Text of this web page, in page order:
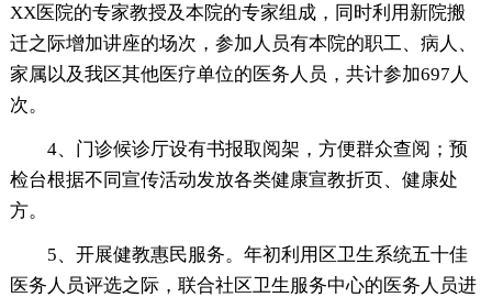
XX医院的专家教授及本院的专家组成，同时利用新院搬
迁之际增加讲座的场次，参加人员有本院的职工、病人、
家属以及我区其他医疗单位的医务人员，共计参加697人
次。
4、门诊候诊厅设有书报取阅架，方便群众查阅；预
检台根据不同宣传活动发放各类健康宣教折页、健康处
方。
5、开展健教惠民服务。年初利用区卫生系统五十佳
医务人员评选之际，联合社区卫生服务中心的医务人员进